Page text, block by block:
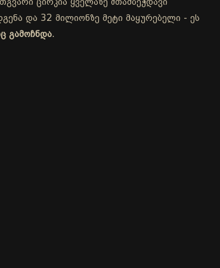
ცირკია ყველაზე შთამბეჭდავი
და 32 მილიონზე მეტი მაყურებელი - ეს
გამოჩნდა.